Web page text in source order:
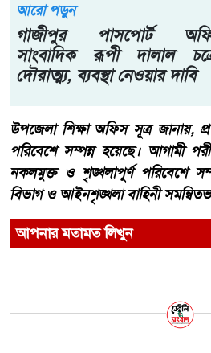
আরো পড়ুন
গাজীপুর পাসপোর্ট
সাংবাদিক রূপী দালাল
দৌরাত্ম্য, ব্যবস্থা নেওয়ার দাবি
উপজেলা শিক্ষা অফিস সূত্র জানায়,
পরিবেশে সম্পন্ন হয়েছে। আগামী
নকলমুক্ত ও শৃঙ্খলাপূর্ণ পরিবেশে
বিভাগ ও আইনশৃঙ্খলা বাহিনী
আপনার মতামত লিখুন